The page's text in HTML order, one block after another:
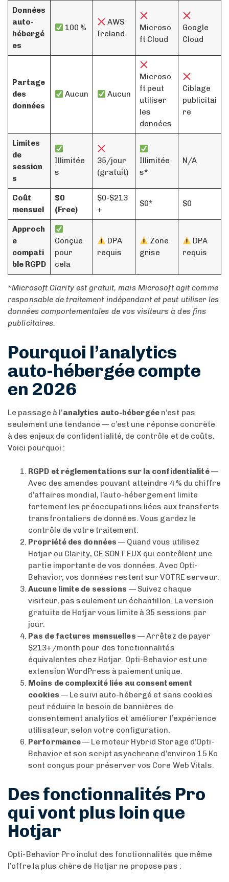
Données
auto-
hébergé
es
100 %
AWS
Ireland
Microso
ft Cloud
Google
Cloud
Partage
des
données
Aucun Aucun
Microso
ft peut
utiliser
les
données
Ciblage
publicitai
re
Limites
de
session
s
Illimitée
s
35/jour
(gratuit)
Illimitée
s*
N/A
Coût
mensuel
$0
(Free)
$0-$213
+
$0* $0
Approch
e
compati
ble RGPD
Conçue
pour
cela
DPA
requis
Zone
grise
DPA
requis
*Microsoft Clarity est gratuit, mais Microsoft agit comme
responsable de traitement indépendant et peut utiliser les
données comportementales de vos visiteurs à des fins
publicitaires.
Pourquoi l’analytics
auto-hébergée compte
en 2026
Le passage à l’analytics auto-hébergéen’est pas
seulement une tendance — c’est une réponse concrète
à des enjeux de confidentialité, de contrôle et de coûts.
Voici pourquoi :
RGPD et réglementations sur la confidentialité—
Avec des amendes pouvant atteindre 4 % du chiffre
d’affaires mondial, l’auto-hébergement limite
fortement les préoccupations liées aux transferts
transfrontaliers de données. Vous gardez le
contrôle de votre traitement.
Propriété des données — Quand vous utilisez
Hotjar ou Clarity, CE SONT EUX qui contrôlent une
partie importante de vos données. Avec Opti-
Behavior, vos données restent sur VOTRE serveur.
Aucune limite de sessions — Suivez chaque
visiteur, pas seulement un échantillon. La version
gratuite de Hotjar vous limite à 35 sessions par
jour.
Pas de factures mensuelles — Arrêtez de payer
$213+/month pour des fonctionnalités
équivalentes chez Hotjar. Opti-Behavior est une
extension WordPress à paiement unique.
Moins de complexité liée au consentement
cookies — Le suivi auto-hébergé et sans cookies
peut réduire le besoin de bannières de
consentement analytics et améliorer l’expérience
utilisateur, selon votre configuration.
Performance— Le moteur Hybrid Storage d’Opti-
Behavior et son script asynchrone d’environ 15 Ko
sont conçus pour préserver vos Core Web Vitals.
Des fonctionnalités Pro
qui vont plus loin que
Hotjar
Opti-Behavior Pro inclut des fonctionnalités que même
l’offre la plus chère de Hotjar ne propose pas :